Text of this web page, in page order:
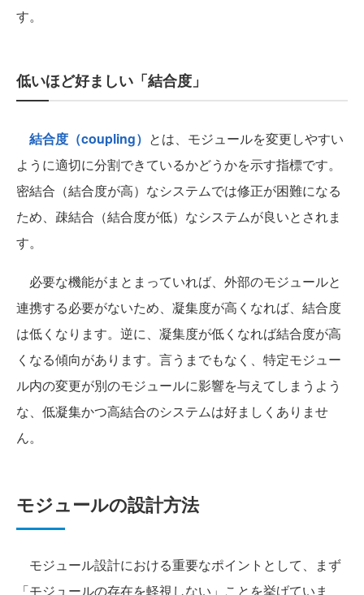
す。
低いほど好ましい「結合度」
結合度（coupling） とは、モジュールを変更しやすい
ように適切に分割できているかどうかを示す指標です。
密結合（結合度が高）なシステムでは修正が困難になる
ため、疎結合（結合度が低）なシステムが良いとされま
す。
必要な機能がまとまっていれば、外部のモジュールと
連携する必要がないため、凝集度が高くなれば、結合度
は低くなります。逆に、凝集度が低くなれば結合度が高
くなる傾向があります。言うまでもなく、特定モジュー
ル内の変更が別のモジュールに影響を与えてしまうよう
な、低凝集かつ高結合のシステムは好ましくありませ
ん。
モジュールの設計方法
モジュール設計における重要なポイントとして、まず
「モジュールの存在を軽視しない」ことを挙げていま